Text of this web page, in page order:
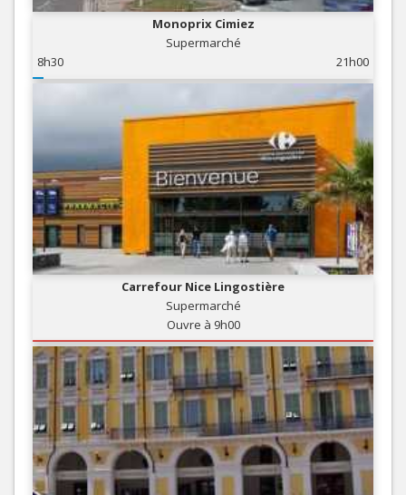
Monoprix Cimiez
Supermarché
8h30
21h00
Carrefour Nice Lingostière
Supermarché
Ouvre à 9h00